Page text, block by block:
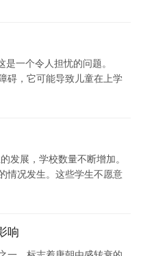
一个令人担忧的问题。
碍，它可能导致儿童在上学
发展，学校数量不断增加。
情况发生。这些学生不愿意
响